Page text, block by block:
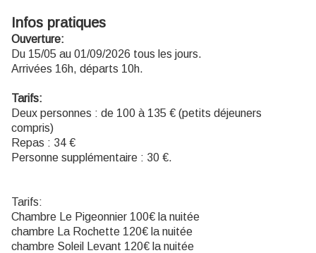
Infos pratiques
Ouverture:
Du 15/05 au 01/09/2026 tous les jours.
Arrivées 16h, départs 10h.
Tarifs:
Deux personnes : de 100 à 135 € (petits déjeuners
compris)
Repas : 34 €
Personne supplémentaire : 30 €.
Tarifs:
Chambre Le Pigeonnier 100€ la nuitée
chambre La Rochette 120€ la nuitée
chambre Soleil Levant 120€ la nuitée